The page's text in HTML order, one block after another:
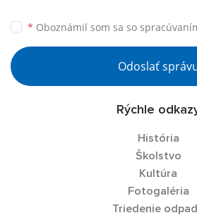
* Oboznámil som sa so
Odoslať
Rýchle
História
Školstvo
Kultúra
Fotogaléria
Triedenie